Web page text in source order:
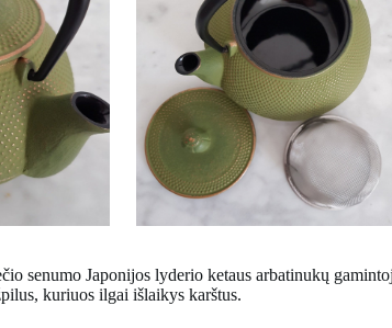
senumo Japonijos lyderio ketaus arbatinukų
kuriuos ilgai išlaikys karštus.